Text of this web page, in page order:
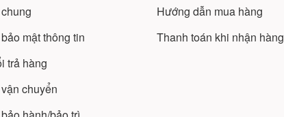
mật thông tin
trả hàng
chuyển
Hướng dẫn mua hàng
Thanh toán khi nhận hàng